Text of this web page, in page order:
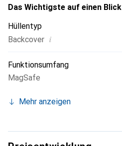
Das Wichtigste auf einen Blick
Hüllentyp
Backcover i
Funktionsumfang
MagSafe
Mehr anzeigen